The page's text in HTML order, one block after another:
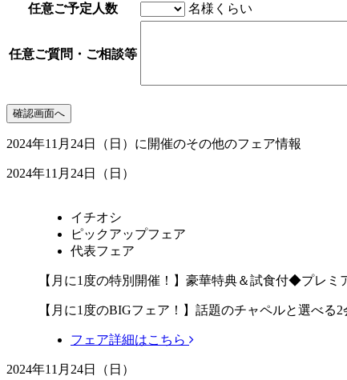
任意ご予定人数 名様くらい
任意ご質問・ご相談等
2024年11月24日（日）に開催のその他のフェア情報
2024年11月24日（日）
イチオシ
ピックアップフェア
代表フェア
【月に1度の特別開催！】豪華特典＆試食付◆プレミ
【月に1度のBIGフェア！】話題のチャペルと選べ
フェア詳細はこちら
2024年11月24日（日）